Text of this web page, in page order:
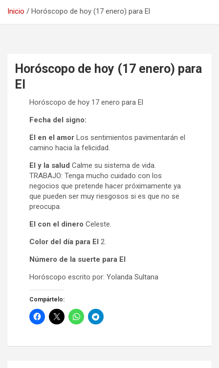
Inicio Horóscopo de hoy (17 enero) para El
Horóscopo de hoy (17 enero) para
El
Horóscopo de hoy 17 enero para El
Fecha del signo:
El en el amor Los sentimientos pavimentarán el
camino hacia la felicidad.
El y la salud Calme su sistema de vida.
TRABAJO: Tenga mucho cuidado con los
negocios que pretende hacer próximamente ya
que pueden ser muy riesgosos si es que no se
preocupa.
El con el dinero Celeste.
Color del día para El 2.
Número de la suerte para El
Horóscopo escrito por: Yolanda Sultana
Compártelo: